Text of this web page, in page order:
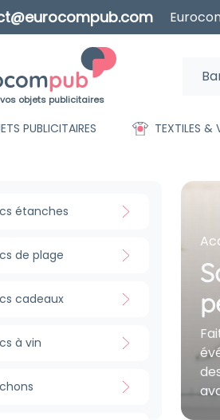
vos objets publicitaires
PUBLICITAIRES TEXTILES &
étanches
de plage
cadeaux
à vin